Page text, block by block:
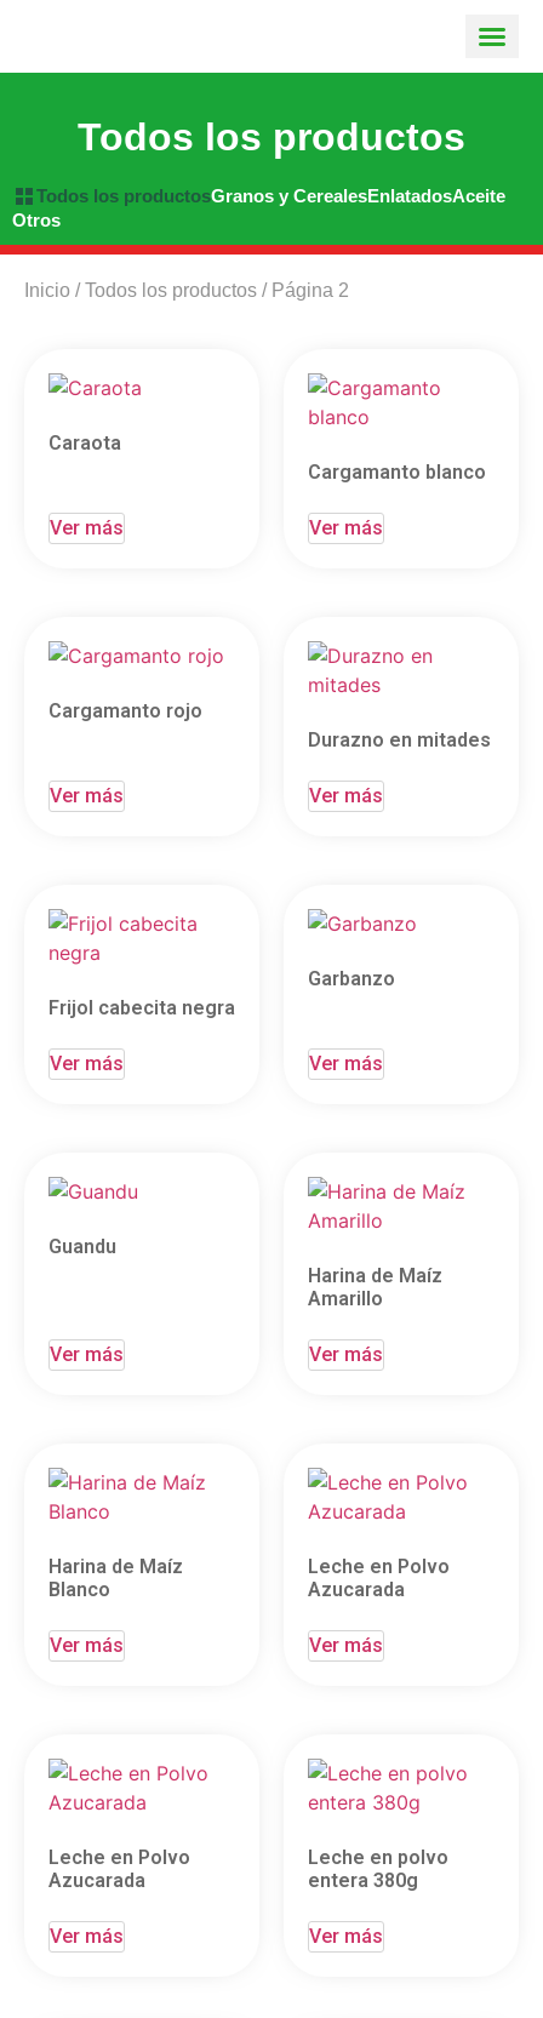
Todos los productos
Todos los productosGranos y CerealesEnlatadosAceite
Otros
Inicio /Todos los productos / Página 2
Caraota
Ver más
Cargamanto blanco
Ver más
Cargamanto rojo
Ver más
Durazno en mitades
Ver más
Frijol cabecita negra
Ver más
Garbanzo
Ver más
Guandu
Ver más
Harina de Maíz
Amarillo
Ver más
Harina de Maíz
Blanco
Ver más
Leche en Polvo
Azucarada
Ver más
Leche en Polvo
Azucarada
Ver más
Leche en polvo
entera 380g
Ver más